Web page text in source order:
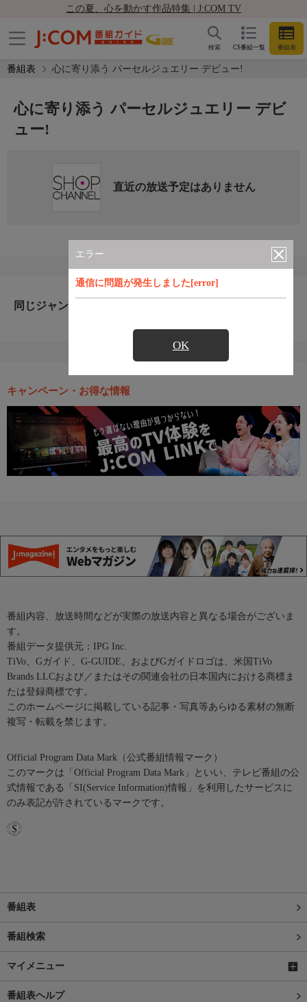
この夏、心を動かす作品特集 | J:COM TV
CS番組一覧 番組表
検索
番組表 心に寄り添う パーセルジュエリー デビュー!
エラー
通信に問題が発生しました[error]
OK
心に寄り添う パーセルジュエリー デビ
ュー!
直近の放送予定はありません
同じジャンルのおすすめ番組
キャンペーン・お得な情報
番組内容、放送時間などが実際の放送内容と異なる場合がございま
す。
番組データ提供元：IPG Inc.
TiVo、Gガイド、G-GUIDE、およびGガイドロゴは、米国TiVo
Brands LLCおよび／またはその関連会社の日本国内における商標ま
たは登録商標です。
このホームページに掲載している記事・写真等あらゆる素材の無断
複写・転載を禁じます。
Official Program Data Mark（公式番組情報マーク）
このマークは「Official Program Data Mark」といい、テレビ番組の公
式情報である「SI(Service Information)情報」を利用したサービスに
のみ表記が許されているマークです。
番組表
番組検索
マイメニュー
番組表ヘルプ